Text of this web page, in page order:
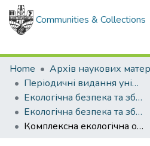
Communities & Collections
Home
Періодичні видання університету
Екологічна безпека та збалансоване ресурсокористування
Екологічна безпека та збалансоване ресурсокористування - 2013. - №2 (8)
Комплексна екологічна оцінка впливу магістральних газопроводів на довкілля з використанням геоінформаційних систем